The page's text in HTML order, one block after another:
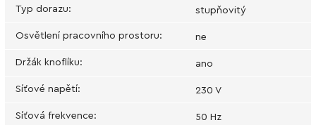
Typ dorazu: stupňovitý
Osvětlení pracovního prostoru: ne
Držák knoflíku: ano
Síťové napětí: 230 V
Síťová frekvence: 50 Hz